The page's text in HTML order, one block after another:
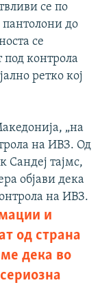
се по
до
се
контрола
ретко кој
„на
на ИВЗ. Од
Сандеј тајмс,
објави дека
на ИВЗ.
и
од страна
дека во